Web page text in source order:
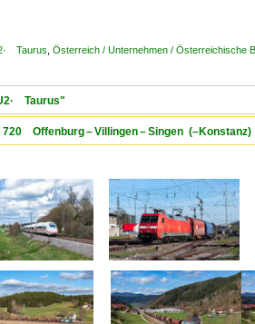
Taurus Österreich / Unternehmen / Österreichische
Taurus"
Offenburg – Villingen – Singen